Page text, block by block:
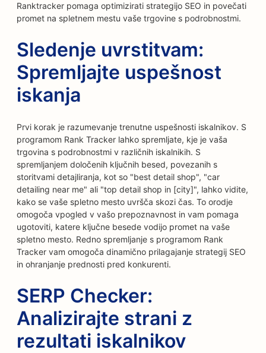
Ranktracker pomaga optimizirati strategijo SEO in povečati
promet na spletnem mestu vaše trgovine s podrobnostmi.
Sledenje uvrstitvam:
Spremljajte uspešnost
iskanja
Prvi korak je razumevanje trenutne uspešnosti iskalnikov. S
programom Rank Tracker lahko spremljate, kje je vaša
trgovina s podrobnostmi v različnih iskalnikih. S
spremljanjem določenih ključnih besed, povezanih s
storitvami detajliranja, kot so "best detail shop", "car
detailing near me" ali "top detail shop in [city]", lahko vidite,
kako se vaše spletno mesto uvršča skozi čas. To orodje
omogoča vpogled v vašo prepoznavnost in vam pomaga
ugotoviti, katere ključne besede vodijo promet na vaše
spletno mesto. Redno spremljanje s programom Rank
Tracker vam omogoča dinamično prilagajanje strategij SEO
in ohranjanje prednosti pred konkurenti.
SERP Checker:
Analizirajte strani z
rezultati iskalnikov